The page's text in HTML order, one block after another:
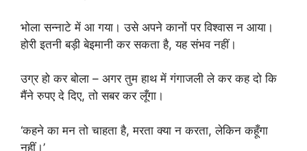
भोला सन्नाटे में आ गया। उसे अपने कानों पर विश्वास न आया।
होरी इतनी बड़ी बेइमानी कर सकता है, यह संभव नहीं।
उग्र हो कर बोला – अगर तुम हाथ में गंगाजली ले कर कह दो कि
मैंने रुपए दे दिए, तो सबर कर लूँगा।
‘कहने का मन तो चाहता है, मरता क्या न करता, लेकिन कहूँगा
नहीं।’